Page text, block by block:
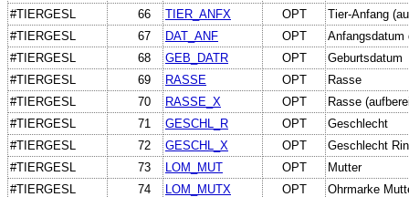
#TIERGESL
66 TIER_ANFX OPT
Tier-Anfang
#TIERGESL
67 DAT_ANF OPT
Anfangsdatum
#TIERGESL
68 GEB_DATR OPT
Geburtsdatum
#TIERGESL
69 RASSE OPT
Rasse
#TIERGESL
70 RASSE_X OPT
Rasse
#TIERGESL
71 GESCHL_R OPT
Geschlecht
#TIERGESL
72 GESCHL_X OPT
Geschlecht
#TIERGESL
73 LOM_MUT OPT
Mutter
#TIERGESL
74 LOM_MUTX OPT
Ohrmarke